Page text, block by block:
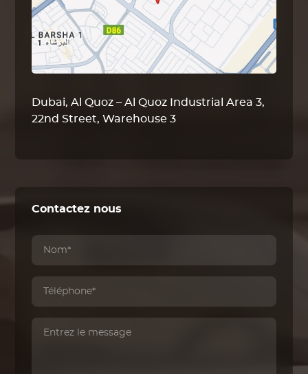
Dubai, Al Quoz – Al Quoz Industrial Area 3,
22nd Street, Warehouse 3
Contactez nous